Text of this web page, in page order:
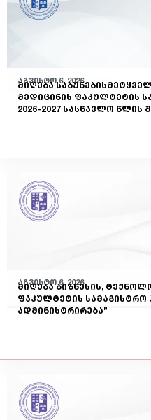
აგვისტო 6, 2026
მიღება
მედიცინის ფაკულტეტის
2026-2027 სასწავლო
აგვისტო 6, 2026
მიღება ბიზნესის,
ფაკულტეტის სამაგისტრო
ადმინისტრირება”